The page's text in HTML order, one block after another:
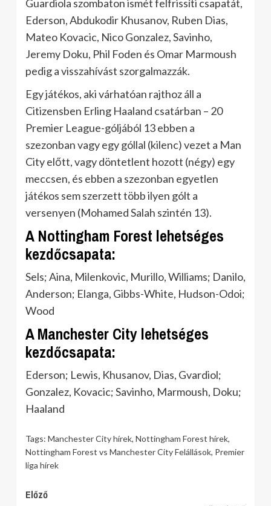
Guardiola szombaton ismét felfrissíti csapatát,
Ederson, Abdukodir Khusanov, Ruben Dias,
Mateo Kovacic, Nico Gonzalez, Savinho,
Jeremy Doku, Phil Foden és Omar Marmoush
pedig a visszahívást szorgalmazzák.
Egy játékos, aki várhatóan rajthoz áll a
Citizensben Erling Haaland csatárban – 20
Premier League-góljából 13 ebben a
szezonban vagy egy góllal (kilenc) vezet a Man
City előtt, vagy döntetlent hozott (négy) egy
meccsen, és ebben a szezonban egyetlen
játékos sem szerzett több ilyen gólt a
versenyen (Mohamed Salah szintén 13).
A Nottingham Forest lehetséges
kezdőcsapata:
Sels; Aina, Milenkovic, Murillo, Williams; Danilo,
Anderson; Elanga, Gibbs-White, Hudson-Odoi;
Wood
A Manchester City lehetséges
kezdőcsapata:
Ederson; Lewis, Khusanov, Dias, Gvardiol;
Gonzalez, Kovacic; Savinho, Marmoush, Doku;
Haaland
Tags: Manchester City hírek, Nottingham Forest hírek,
Nottingham Forest vs Manchester City Felállások, Premier
liga hírek
Continue
Előző